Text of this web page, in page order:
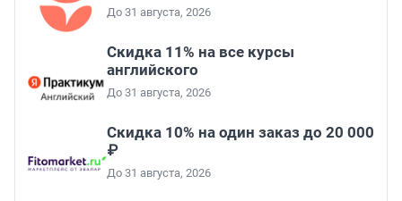
До 31 августа, 2026
Скидка 11% на все курсы
английского
До 31 августа, 2026
Скидка 10% на один заказ до 20 000
₽
До 31 августа, 2026